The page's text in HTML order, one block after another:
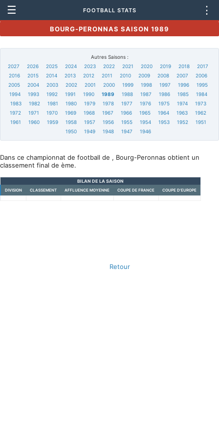
☰ FOOTBALL STATS ⋮
BOURG-PERONNAS SAISON 1989
Autres Saisons :
2027
2026 2025 2024 2023 2022 2021 2020 2019 2018
2017
2016
2015 2014 2013 2012 2011 2010 2009 2008 2007
2006
2005
2004 2003 2002 2001 2000 1999 1998 1997 1996
1995
1994
1993 1992 1991 1990 1989 1988 1987 1986 1985
1984
1983
1982 1981 1980 1979 1978 1977 1976 1975 1974
1973
1972
1971 1970 1969 1968 1967 1966 1965 1964 1963
1962
1961
1960 1959 1958 1957 1956 1955 1954 1953 1952
1951
1950
1949 1948 1947 1946
Dans ce championnat de football de , Bourg-Peronnas obtient un
classement final de ème.
BILAN DE LA SAISON
DIVISION CLASSEMENT AFFLUENCE MOYENNE COUPE DE FRANCE COUPE D'EUROPE
Retour